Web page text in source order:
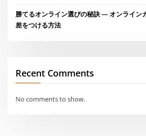
勝てるオンライン選びの秘訣 — オンライン
差をつける方法
Recent Comments
No comments to show.